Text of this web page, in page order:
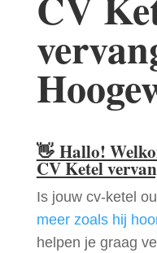
👋 Hallo!
CV Ketel
Is jouw cv-ketel
meer zoals hij
helpen je graag